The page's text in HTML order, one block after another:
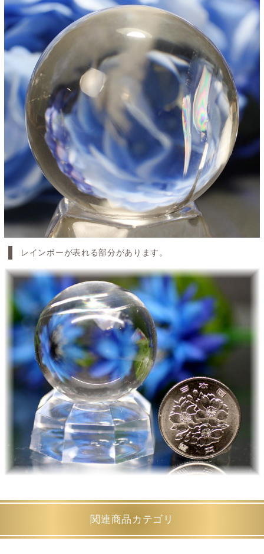
レインボーが表れる部分があります。
関連商品カテゴリ